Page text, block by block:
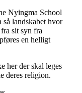
Nyingma School
landskabet hvor
sit syn fra
en helligt
her der skal leges
deres religion.